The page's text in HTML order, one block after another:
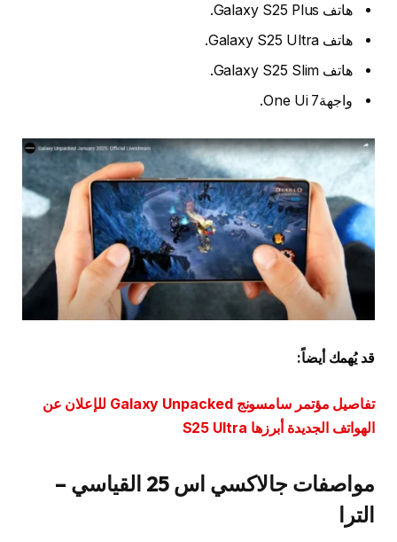
هاتف Galaxy S25 Plus.
هاتف Galaxy S25 Ultra.
هاتف Galaxy S25 Slim.
واجهةOne Ui 7.
قد يُهمك أيضاً:
تفاصيل مؤتمر سامسونج Galaxy Unpacked للإعلان عن
الهواتف الجديدة أبرزها S25 Ultra
مواصفات جالاكسي اس 25
القياسي –
الترا